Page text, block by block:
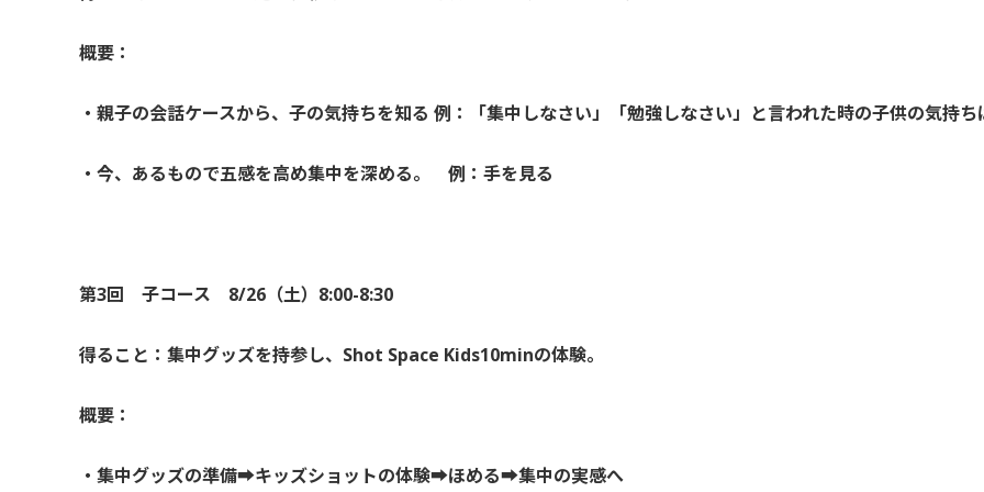
概要：
・親子の会話ケースから、子の気持ちを知る 例：「集中しなさい」「勉強しなさい」と言われた時の子供の気持ち
・今、あるもので五感を高め集中を深める。 例：手を見る
第3回 子コース 8/26（土）8:00-8:30
得ること：集中グッズを持参し、Shot Space Kids10minの体験。
概要：
・集中グッズの準備➡キッズショットの体験➡ほめる➡集中の実感へ